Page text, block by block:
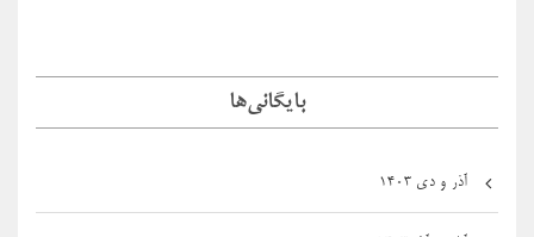
بایگانی‌ها
آذر و دی ۱۴۰۳